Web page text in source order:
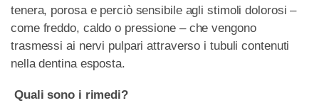
tenera, porosa e perciò sensibile agli stimoli dolorosi –
come freddo, caldo o pressione – che vengono
trasmessi ai nervi pulpari attraverso i tubuli contenuti
nella dentina esposta.
Quali sono i rimedi?